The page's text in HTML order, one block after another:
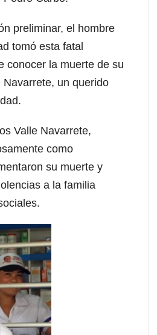
preliminar, el hombre
tomó esta fatal
conocer la muerte de su
Navarrete, un querido
Valle Navarrete,
como
su muerte y
a la familia